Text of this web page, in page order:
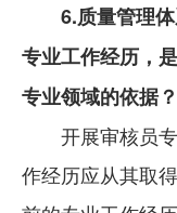
6.质量管理
专业工作经历，
专业领域的依据？
开展审核员
作经历应从其取